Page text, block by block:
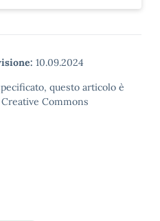
10.09.2024
questo articolo è
Commons